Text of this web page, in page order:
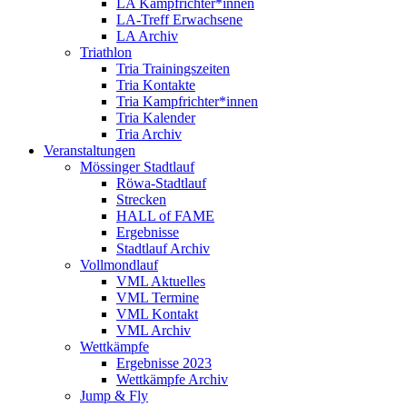
LA Kampfrichter*innen
LA-Treff Erwachsene
LA Archiv
Triathlon
Tria Trainingszeiten
Tria Kontakte
Tria Kampfrichter*innen
Tria Kalender
Tria Archiv
Veranstaltungen
Mössinger Stadtlauf
Röwa-Stadtlauf
Strecken
HALL of FAME
Ergebnisse
Stadtlauf Archiv
Vollmondlauf
VML Aktuelles
VML Termine
VML Kontakt
VML Archiv
Wettkämpfe
Ergebnisse 2023
Wettkämpfe Archiv
Jump & Fly